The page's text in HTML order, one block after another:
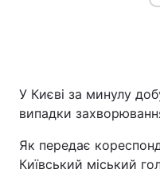
У Києві за минулу
випадки
Як передає
Київський міський